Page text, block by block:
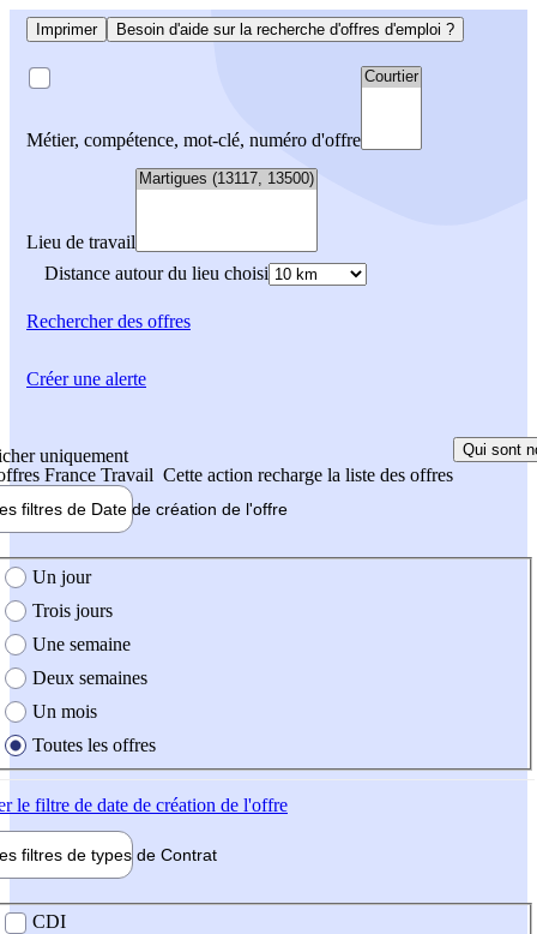
Imprimer Besoin d'aide sur la recherche d'offres d'emploi ?
Métier, compétence, mot-clé, numéro d'offre
Lieu de travail
Distance autour du lieu choisi
Rechercherdes offres
uniquement
France Travail Cette action recharge la liste des offres
Qui sont
filtres de Date de création de l'offre
création de l'offre
Un jour
Trois jours
Une semaine
Deux semaines
Un mois
Toutes les offres
le filtre de date de création de l'offre
filtres de types de Contrat
contrat
CDI
Créer une alerte